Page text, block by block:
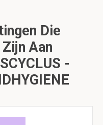
Die
Aan
-